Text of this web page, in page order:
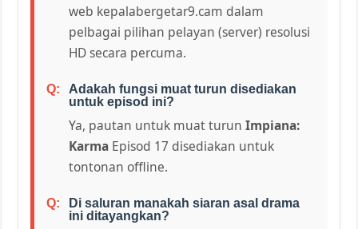
web kepalabergetar9.cam dalam
pelbagai pilihan pelayan (server) resolusi
HD secara percuma.
Adakah fungsi muat turun disediakan
untuk episod ini?
Ya, pautan untuk muat turunImpiana:
Karma Episod 17 disediakan untuk
tontonan offline.
Di saluran manakah siaran asal drama
ini ditayangkan?